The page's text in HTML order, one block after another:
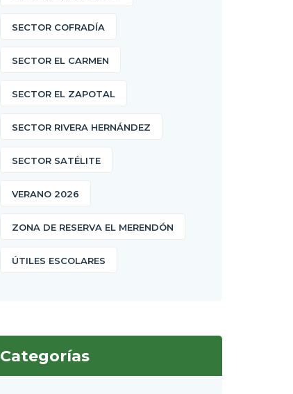
SECTOR COFRADÍA
SECTOR EL CARMEN
SECTOR EL ZAPOTAL
SECTOR RIVERA HERNÁNDEZ
SECTOR SATÉLITE
VERANO 2026
ZONA DE RESERVA EL MERENDÓN
ÚTILES ESCOLARES
Categorías